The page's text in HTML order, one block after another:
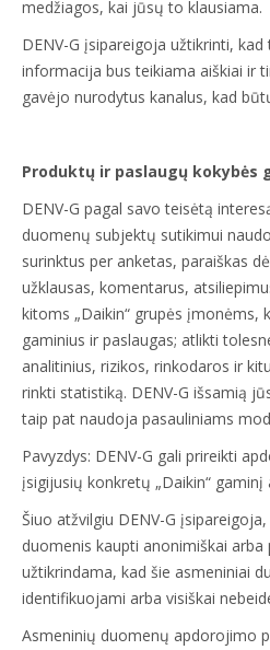
medžiagos, kai jūsų to klausiama.
DENV-G įsipareigoja užtikrinti,
informacija bus teikiama aiškiai ir
gavėjo nurodytus kanalus, kad
Produktų ir paslaugų kokybės
DENV-G pagal savo teisėtą
duomenų subjektų sutikimui
surinktus per anketas, paraiškas
užklausas, komentarus,
kitoms „Daikin“ grupės įmonėms,
gaminius ir paslaugas; atlikti
analitinius, rizikos, rinkodaros ir
rinkti statistiką. DENV-G išsamią
taip pat naudoja pasauliniams
Pavyzdys: DENV-G gali prireikti
įsigijusių konkretų „Daikin“
Šiuo atžvilgiu DENV-G
duomenis kaupti anonimiškai arba
užtikrindama, kad šie asmeniniai
identifikuojami arba visiškai
Asmeninių duomenų apdorojimo